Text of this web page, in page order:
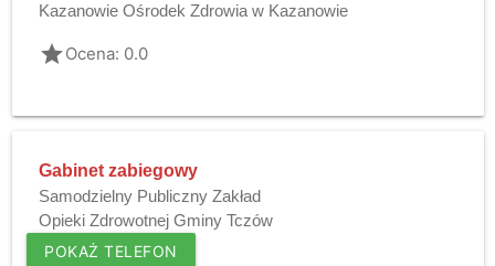
Kazanowie Ośrodek Zdrowia w Kazanowie
gradeOcena: 0.0
Gabinet zabiegowy
Samodzielny Publiczny Zakład
Opieki Zdrowotnej Gminy Tczów
POKAŻ TELEFON